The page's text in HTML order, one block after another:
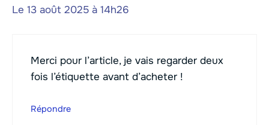
Le 13 août 2025 à 14h26
Merci pour l’article, je vais regarder deux
fois l’étiquette avant d’acheter !
Répondre